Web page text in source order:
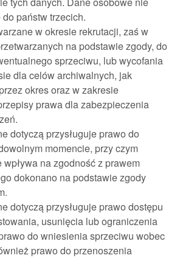
państw trzecich.
w okresie rekrutacji, zaś w
na podstawie zgody, do
sprzeciwu, lub wycofania
dla celów archiwalnych, jak
okres oraz w zakresie
prawa dla zabezpieczenia
dotyczą przysługuje prawo do
momencie, przy czym
na zgodność z prawem
dokonano na podstawie zgody
dotyczą przysługuje prawo dostępu
usunięcia lub ograniczenia
do wniesienia sprzeciwu wobec
prawo do przenoszenia